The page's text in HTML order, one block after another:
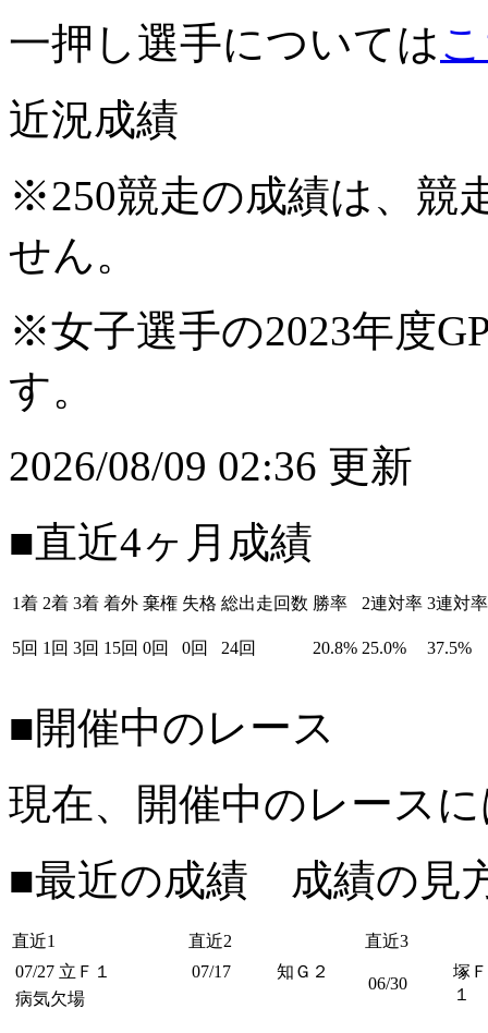
一押し選手については
近況成績
※250競走の成績は、競
せん。
※女子選手の2023年度
す。
2026/08/09 02:36 更新
■直近4ヶ月成績
1着 2着 3着 着外 棄権 失格 総出走回数 勝率 2連対率 3連対率
5回 1回 3回 15回 0回 0回 24回 20.8% 25.0% 37.5%
■開催中のレース
現在、開催中のレース
■最近の成績 成績の見
直近1 直近2
直近3
07/27 立Ｆ１
病気欠場
07/17 知Ｇ２
06/30
塚Ｆ
１